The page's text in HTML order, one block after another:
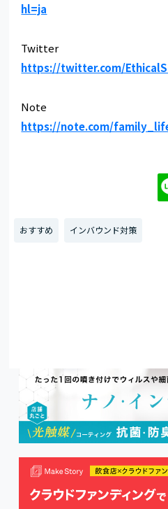
hl=ja
Twitter
https://twitter.com/
Note
https://note.com/
おすすめ インバウンド対策